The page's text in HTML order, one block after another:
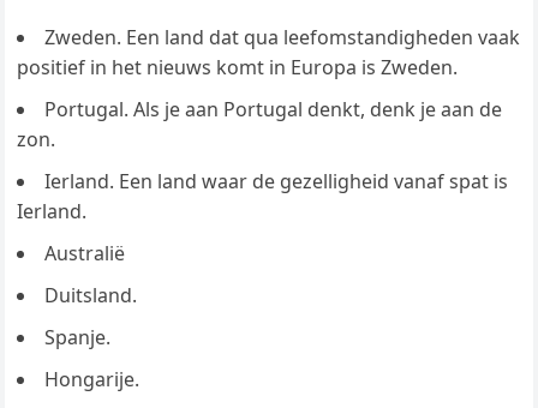
Zweden. Een land dat qua leefomstandigheden vaak
positief in het nieuws komt in Europa is Zweden.
Portugal. Als je aan Portugal denkt, denk je aan de
zon.
Ierland. Een land waar de gezelligheid vanaf spat is
Ierland.
Australië
Duitsland.
Spanje.
Hongarije.